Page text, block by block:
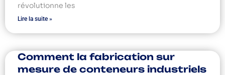
révolutionne les
Lire la suite »
Comment la fabrication sur
mesure de conteneurs industriels